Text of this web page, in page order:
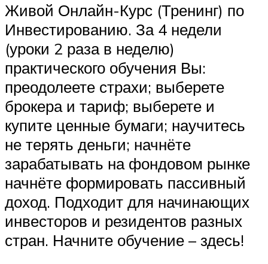
Живой Онлайн-Курс (Тренинг) по
Инвестированию. За 4 недели
(уроки 2 раза в неделю)
практического обучения Вы:
преодолеете страхи; выберете
брокера и тариф; выберете и
купите ценные бумаги; научитесь
не терять деньги; начнёте
зарабатывать на фондовом рынке
начнёте формировать пассивный
доход. Подходит для начинающих
инвесторов и резидентов разных
стран. Начните обучение – здесь!